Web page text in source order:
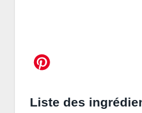
Liste des